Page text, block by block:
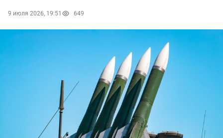
9 июля 2026, 19:51 649